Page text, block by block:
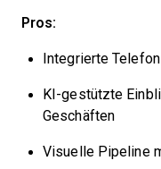
Pros:
Integrierte
KI-gestützte
Geschäften
Visuelle Pipeline